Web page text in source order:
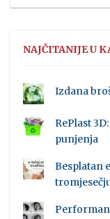
NAJČITANIJE U
Izdana
RePlast
punjenja
Besplatan